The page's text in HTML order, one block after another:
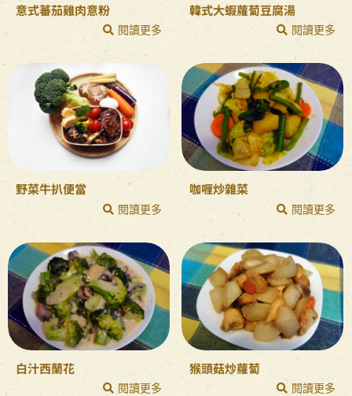
意式蕃茄雞肉意粉
閱讀更多
韓式大蝦蘿蔔豆腐湯
閱讀更多
野菜牛扒便當
閱讀更多
咖喱炒雜菜
閱讀更多
白汁西蘭花
閱讀更多
猴頭菇炒蘿蔔
閱讀更多